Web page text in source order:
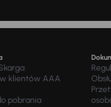
klientów AAA
pobrania